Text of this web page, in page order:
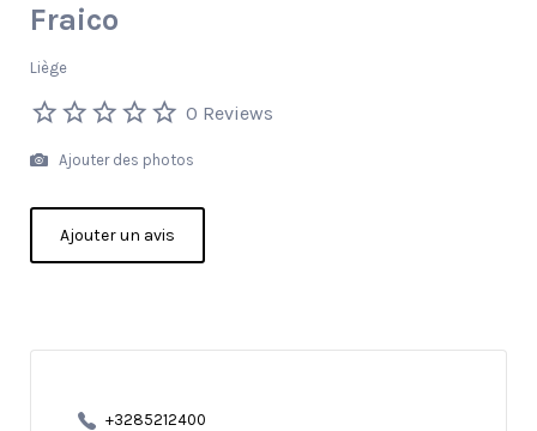
Fraico
Liège
0 Reviews
Ajouter des photos
Ajouter un avis
+3285212400